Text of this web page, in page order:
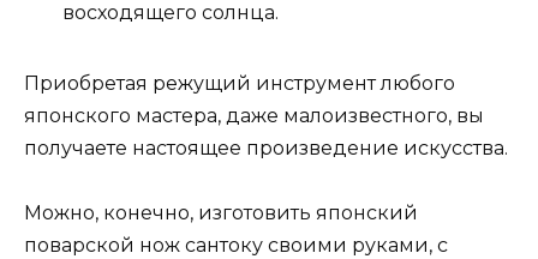
восходящего солнца.
Приобретая режущий инструмент любого
японского мастера, даже малоизвестного, вы
получаете настоящее произведение искусства.
Можно, конечно, изготовить японский
поварской нож сантоку своими руками, с